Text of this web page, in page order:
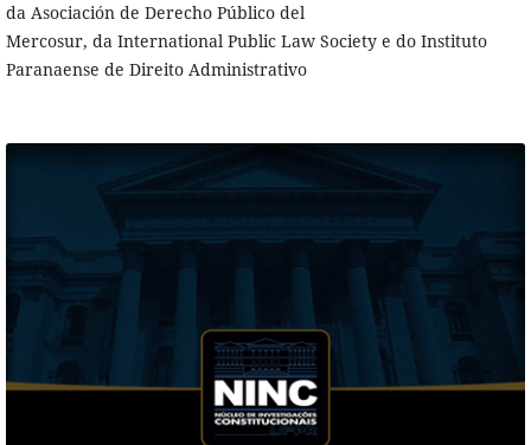
da Asociación de Derecho Público del
Mercosur, da International Public Law Society e do Instituto
Paranaense de Direito Administrativo